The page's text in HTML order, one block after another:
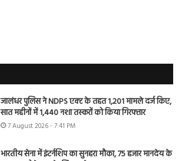
जालंधर पुलिस ने NDPS एक्ट के तहत 1,201 मामले दर्ज किए,
सात महीनों में 1,440 नशा तस्करों को किया गिरफ्तार
7 August 2026 - 7:41 PM
भारतीय सेना में इंटर्नशिप का सुनहरा मौका, 75 हजार मानदेय के